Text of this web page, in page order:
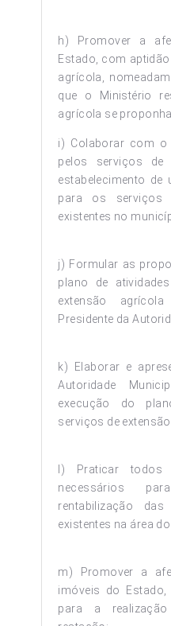
h) Promover a
Estado, com
agrícola,
que o Ministério
agrícola se
i) Colaborar com o
pelos serviços de
estabelecimento de
para os serviços
existentes no
j) Formular as
plano de
extensão
Presidente da
k) Elaborar e
Autoridade
execução do
serviços de
l) Praticar
necessários
rentabilização
existentes na área
m) Promover a
imóveis do Estado,
para a